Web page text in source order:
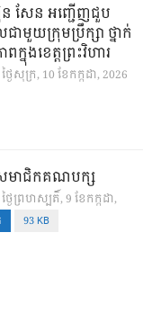
សែន អញ្ជើញជួប
យក្រុមប្រឹក្សា ថ្នាក់
ពក្នុងខេត្តព្រះវិហារ
ថ្ងៃ​សុក្រ, 10 ខែ​កក្កដា, 2026
មាជិកគណបក្ស
ថ្ងៃ​ព្រហស្បតិ៍, 9 ខែ​កក្កដា,
93 KB